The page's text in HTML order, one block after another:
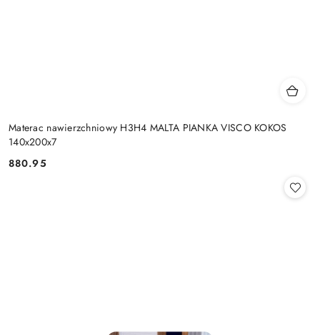
Materac nawierzchniowy H3H4 MALTA PIANKA VISCO KOKOS
140x200x7
Cena:
880.95